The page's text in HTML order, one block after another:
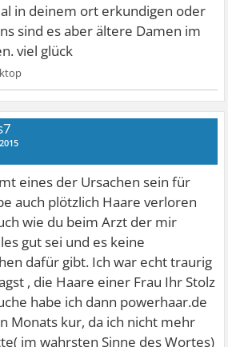
in deinem ort erkundigen oder
sind es aber ältere Damen im
viel glück
eines der Ursachen sein für
auch plötzlich Haare verloren
wie du beim Arzt der mir
gut sei und es keine
dafür gibt. Ich war echt traurig
, die Haare einer Frau Ihr Stolz
habe ich dann powerhaar.de
Monats kur, da ich nicht mehr
im wahrsten Sinne des Wortes)